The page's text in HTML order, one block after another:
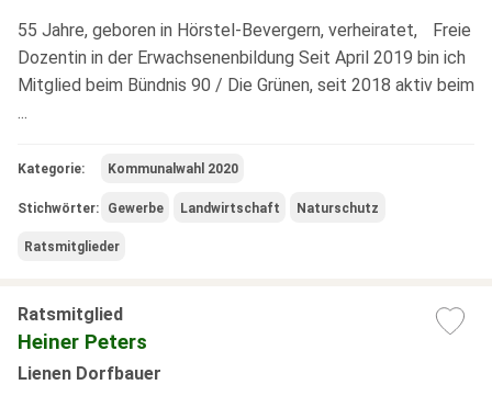
55 Jahre, geboren in Hörstel-Bevergern, verheiratet, Freie
Dozentin in der Erwachsenenbildung Seit April 2019 bin ich
Mitglied beim Bündnis 90 / Die Grünen, seit 2018 aktiv beim
...
Kategorie: Kommunalwahl 2020
Stichwörter: Gewerbe Landwirtschaft Naturschutz
Ratsmitglieder
Ratsmitglied
Heiner Peters
Lienen Dorfbauer